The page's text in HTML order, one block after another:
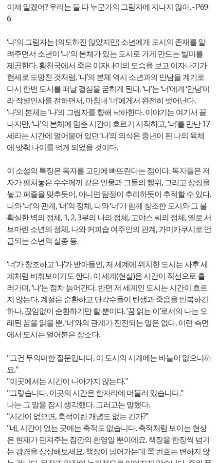
이제 알겠어? 우리는 둘 다 누군가의 그림자에 지나지 않아. - P69
6
‘나’의 그림자는 (의도하진 않았지만) 소년에게 도시의 존재를 알
려주면서 소년이 ‘나’의 본체가 있는 도시로 가게 만드는 빌미를
제공한다. 황천국에서 죽은 이자나미의 모습을 보고 이자나기가
현세로 도망친 것처럼, ‘나’의 본체 역시 소년과의 만남을 계기로
다시 한번 도시를 떠날 결심을 굳히게 된다. ‘나’는 ‘너’에게 ‘안녕’이
라 작별인사를 전하면서, 마침내 ‘너’에게서 완전히 벗어난다.
‘나’의 본체는 ‘나’의 그림자를 향해 낙하한다. 이야기는 여기서 끝
나지만, ‘나’의 본체에 멈춘 시간이 흐르기 시작하고, ‘너’를 만난 17
세라는 시간에 얼어붙어 있던 ‘나’의 의식은 중년이 된 나의 육체
에 맞춰 나이를 먹게 되었을 것이다.
이 소설의 특징은 독자를 고민에 빠뜨린다는 점이다. 독자들은 저
자가 펼쳐놓은 수수께끼 같은 인물과 그들의 행위, 그리고 상징을
놓고 퍼즐을 맞추듯이, 아니면 탐정이 추리하듯이 추적할 수 있다.
나와 ‘너’의 관계, ‘너’의 정체, 나와 ‘너’가 함께 창조한 도시와 그 불
확실한 벽의 정체, 1, 2, 3부의 나의 정체, 고야스 씨의 정체, 옐로 서
브마린 소년의 정체, 나와 커피숍 여주인의 관계, 가미카쿠시로 언
급되는 소년의 실종 등.
‘너’가 창조하고 ‘나’가 받아들인, 저 세계에 위치한 도시는 사후 세
계처럼 비춰보이기도 한다. 이 세계(현실)은 시간이 직선으로 흘
러가며, ‘나’는 점차 늙어간다. 반면 저 세계인 도시는 시간이 흐르
지 않는다. 계절은 순환하고 단각수들이 탄생과 죽음을 반복하긴
하나, 끊임없이 순환하기만 할 뿐이다. ‘꿈 읽는 이’로서의 나는 오
래된 꿈을 읽을 뿐, ‘너’와의 관계가 진전되는 일은 없다. 이런 측면
에서 도시는 얼어붙은 장소다.
"그건 무의미한 질문입니다. 이 도시의 시계에는 바늘이 없으니까
요."
"이곳에서는 시간이 나아가지 않는다."
"그렇습니다. 이곳의 시간은 한자리에 머물러 있습니다."
나는 그 말을 잠시 생각했다. 그러고는 말했다.
"시간이 없으면, 축적이란 개념도 없는 건가?"
"네, 시간이 없는 곳에는 축적도 없습니다. 축적처럼 보이는 현상
은 현재가 던져주는 잠깐의 환영일 뿐이에요. 책장을 한장씩 넘기
는 광경을 상상해보세요. 책장이 넘어가는데 쪽 번호는 변하지 않